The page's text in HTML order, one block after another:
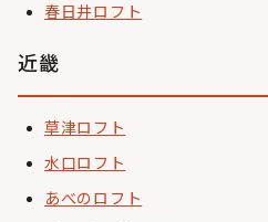
春日井ロフト
近畿
草津ロフト
水口ロフト
あべのロフト